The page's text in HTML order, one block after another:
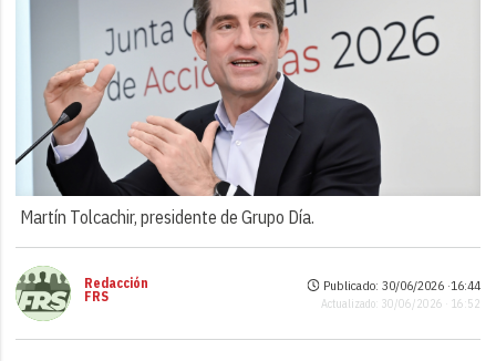
Martín Tolcachir, presidente de Grupo Día.
Redacción
FRS
Publicado: 30/06/2026 ·16:44
Actualizado: 30/06/2026 · 16:52